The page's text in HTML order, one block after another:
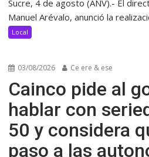
Sucre, 4 de agosto (ANV).- El
Manuel Arévalo, anunció la
Local
03/08/2026 Ce ere & ese
Cainco pide al
hablar con
50 y considera
paso a las